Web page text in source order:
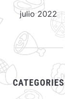
julio 2022
CATEGORIES